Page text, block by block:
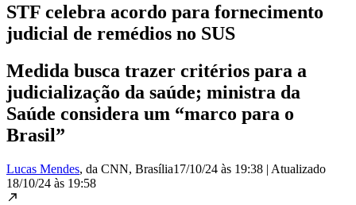
STF celebra acordo para fornecimento
judicial de remédios no SUS
Medida busca trazer critérios para a
judicialização da saúde; ministra da
Saúde considera um “marco para o
Brasil”
Lucas Mendes, da CNN, Brasília17/10/24 às 19:38 | Atualizado
18/10/24 às 19:58